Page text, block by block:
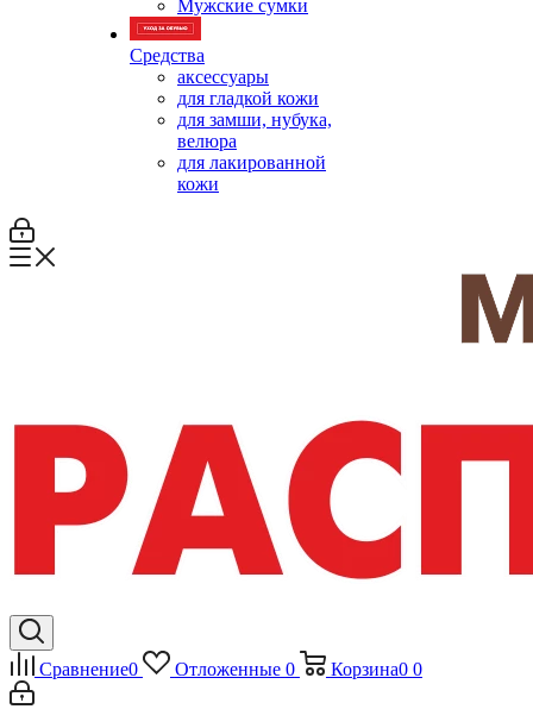
Мужские сумки
Средства
аксессуары
для гладкой кожи
для замши, нубука,
велюра
для лакированной
кожи
Сравнение0 Отложенные 0 Корзина0 0